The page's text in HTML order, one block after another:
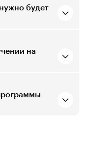
будет
на